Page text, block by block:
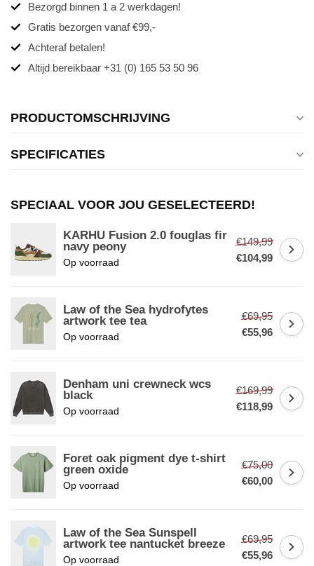
Bezorgd binnen 1 a 2 werkdagen!
Gratis bezorgen vanaf €99,-
Achteraf betalen!
Altijd bereikbaar +31 (0) 165 53 50 96
PRODUCTOMSCHRIJVING
SPECIFICATIES
SPECIAAL VOOR JOU GESELECTEERD!
KARHU Fusion 2.0 fouglas fir
navy peony
Op voorraad
€149,99
€104,99
Law of the Sea hydrofytes
artwork tee tea
Op voorraad
€69,95
€55,96
Denham uni crewneck wcs
black
Op voorraad
€169,99
€118,99
Foret oak pigment dye t-shirt
green oxide
Op voorraad
€75,00
€60,00
Law of the Sea Sunspell
artwork tee nantucket breeze
Op voorraad
€69,95
€55,96